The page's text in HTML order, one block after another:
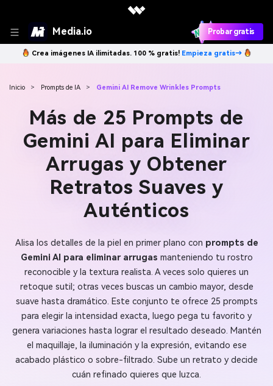
Media.io Probar gratis
Crea imágenes IA ilimitadas. 100 % gratis! Empieza gratis→
Inicio > Prompts de IA > Gemini AI Remove Wrinkles Prompts
Más de 25 Prompts de
Gemini AI para Eliminar
Arrugas y Obtener
Retratos Suaves y
Auténticos
Alisa los detalles de la piel en primer plano con prompts de
Gemini AI para eliminar arrugas manteniendo tu rostro
reconocible y la textura realista. A veces solo quieres un
retoque sutil; otras veces buscas un cambio mayor, desde
suave hasta dramático. Este conjunto te ofrece 25 prompts
para elegir la intensidad exacta, luego pega tu favorito y
genera variaciones hasta lograr el resultado deseado. Mantén
el maquillaje, la iluminación y la expresión, evitando ese
acabado plástico o sobre-filtrado. Sube un retrato y decide
cuán refinado quieres que luzca.